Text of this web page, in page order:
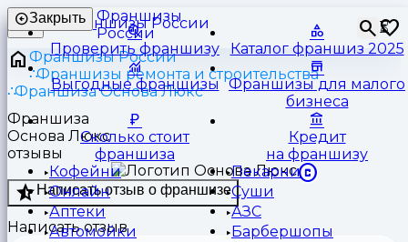
Франшизы
России
⏳
Закрыть
Проверить франшизу Каталог франшиз 2025
Выгодные франшизы Франшизы для малого
бизнеса
Сколько стоит
франшиза
Кредит
на франшизу
Кофейни
Пекарни
Онлайн
Суши
Аптеки
АЗС
Автомойки
Барбершопы
Франшизы России
Франшизы ремонта и строительства
Франшиза Основа Люкс
Франшиза
Основа Люкс
отзывы
Написать отзыв о франшизе
Написать отзыв